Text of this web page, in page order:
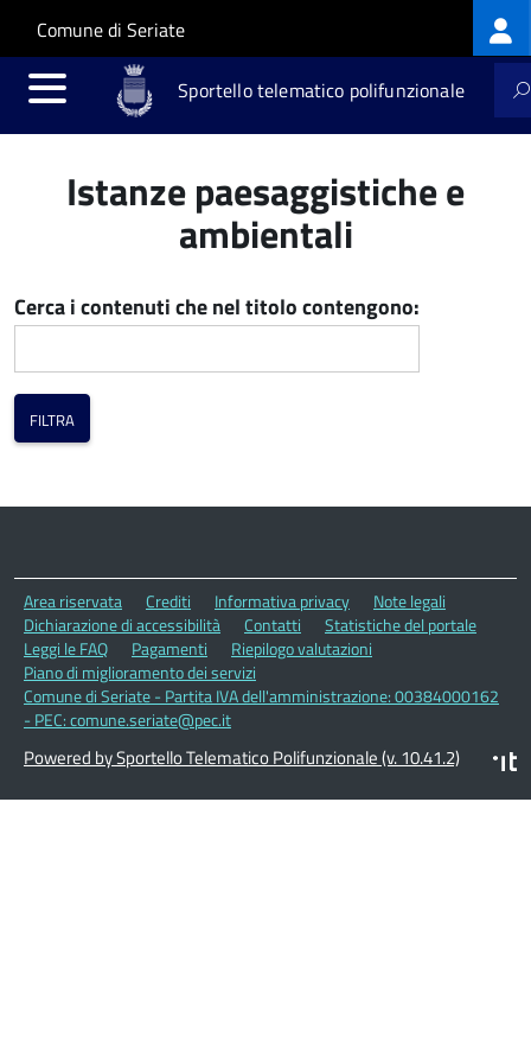
Salta al contenuto principale
Skip to site navigation
Comune di Seriate
Sportello telematico polifunzionale
Istanze paesaggistiche e
ambientali
Cerca i contenuti che nel titolo contengono:
Area riservata Crediti Informativa privacy
Note legali
Dichiarazione di accessibilità
Contatti
Statistiche del portale
Leggi le FAQ
Pagamenti
Riepilogo valutazioni
Piano di miglioramento dei servizi
Comune di Seriate - Partita IVA dell'amministrazione: 00384000162
- PEC: comune.seriate@pec.it
Powered by Sportello Telematico Polifunzionale (v. 10.41.2)